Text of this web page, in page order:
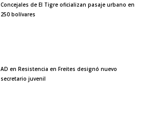
Concejales de El Tigre oficializan pasaje urbano en
250 bolívares
AD en Resistencia en Freites designó nuevo
secretario juvenil